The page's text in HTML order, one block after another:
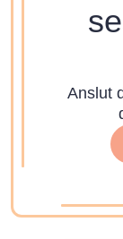
Anslut